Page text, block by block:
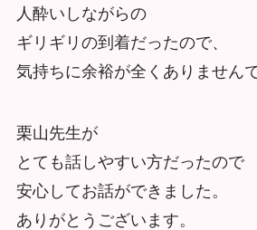
人酔いしながらの
ギリギリの到着だったので、
気持ちに余裕が全くありません
栗山先生が
とても話しやすい方だったので
安心してお話ができました。
ありがとうございます。